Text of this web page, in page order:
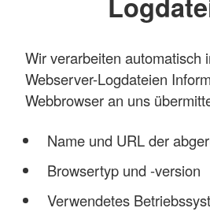
Wir verarbeiten automatisch
Webserver-Logdateien
Webbrowser an uns
Name und URL der
Browsertyp und -version
Verwendetes